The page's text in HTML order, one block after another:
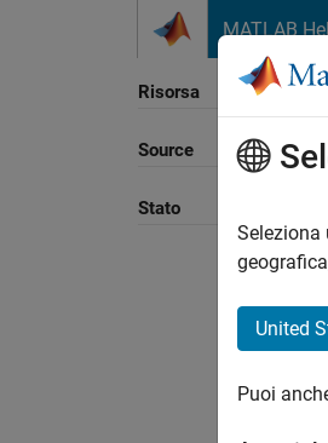
MATLAB
Risorsa
Source
Stato
Seleziona
United
Puoi